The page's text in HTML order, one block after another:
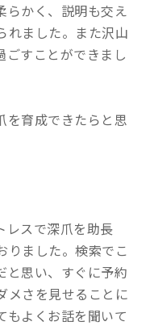
らかく、説明も交え
れました。また沢山
ごすことができまし
を育成できたらと思
レスで深爪を助長
りました。検索でこ
と思い、すぐに予約
メさを見せることに
もよくお話を聞いて